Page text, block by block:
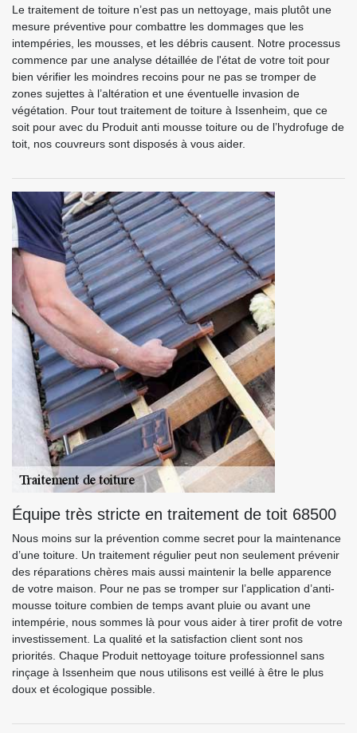
Le traitement de toiture n’est pas un nettoyage, mais plutôt une
mesure préventive pour combattre les dommages que les
intempéries, les mousses, et les débris causent. Notre processus
commence par une analyse détaillée de l'état de votre toit pour
bien vérifier les moindres recoins pour ne pas se tromper de
zones sujettes à l’altération et une éventuelle invasion de
végétation. Pour tout traitement de toiture à Issenheim, que ce
soit pour avec du Produit anti mousse toiture ou de l’hydrofuge de
toit, nos couvreurs sont disposés à vous aider.
Équipe très stricte en traitement de toit 68500
Nous moins sur la prévention comme secret pour la maintenance
d’une toiture. Un traitement régulier peut non seulement prévenir
des réparations chères mais aussi maintenir la belle apparence
de votre maison. Pour ne pas se tromper sur l’application d’anti-
mousse toiture combien de temps avant pluie ou avant une
intempérie, nous sommes là pour vous aider à tirer profit de votre
investissement. La qualité et la satisfaction client sont nos
priorités. Chaque Produit nettoyage toiture professionnel sans
rinçage à Issenheim que nous utilisons est veillé à être le plus
doux et écologique possible.